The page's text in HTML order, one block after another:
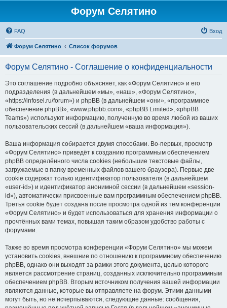
Форум Селятино
FAQ Вход
Форум Селятино Список форумов
Форум Селятино - Соглашение о конфиденциальности
Это соглашение подробно объясняет, как «Форум Селятино» и его
подразделения (в дальнейшем «мы», «наш», «Форум Селятино»,
«https://infosel.ru/forum») и phpBB (в дальнейшем «они», «программное
обеспечение phpBB», «www.phpbb.com», «phpBB Limited», «phpBB
Teams») используют информацию, полученную во время любой из ваших
пользовательских сессий (в дальнейшем «ваша информация»).
Ваша информация собирается двумя способами. Во-первых, просмотр
«Форум Селятино» приведёт к созданию программным обеспечением
phpBB определённого числа cookies (небольшие текстовые файлы,
загружаемые в папку временных файлов вашего браузера). Первые две
cookie содержат только идентификатор пользователя (в дальнейшем
«user-id») и идентификатор анонимной сессии (в дальнейшем «session-
id»), автоматически присвоенные вам программным обеспечением phpBB.
Третья cookie будет создана после просмотра одной из тем конференции
«Форум Селятино» и будет использоваться для хранения информации о
прочтённых вами темах, повышая таким образом удобство работы с
форумами.
Также во время просмотра конференции «Форум Селятино» мы можем
установить cookies, внешние по отношению к программному обеспечению
phpBB, однако они выходят за рамки этого документа, целью которого
является рассмотрение страниц, созданных исключительно программным
обеспечением phpBB. Вторым источником получения вашей информации
являются данные, которые вы отправляете на форум. Этими данными
могут быть, но не исчерпываются, следующие данные: сообщения,